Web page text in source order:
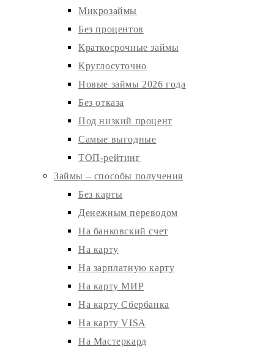
Микрозаймы
Без процентов
Краткосрочные займы
Круглосуточно
Новые займы 2026 года
Без отказа
Под низкий процент
Самые выгодные
ТОП-рейтинг
Займы – способы получения
Без карты
Денежным переводом
На банковский счет
На карту
На зарплатную карту
На карту МИР
На карту Сбербанка
На карту VISA
На Мастеркард